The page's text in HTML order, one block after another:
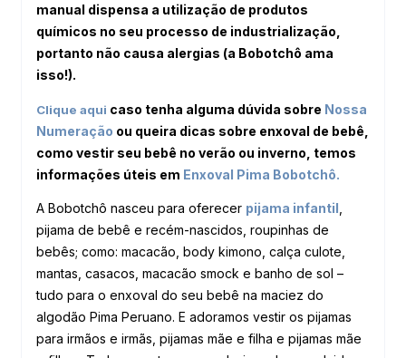
manual dispensa a utilização de produtos
químicos no seu processo de industrialização,
portanto não causa alergias (a Bobotchô ama
isso!).
Clique aqui caso tenha alguma dúvida sobre Nossa
Numeração ou queira dicas sobre enxoval de bebê,
como vestir seu bebê no verão ou inverno, temos
informações úteis em Enxoval Pima Bobotchô.
A Bobotchô nasceu para oferecer pijama infantil
pijama de bebê e recém-nascidos, roupinhas de
bebês; como: macacão, body kimono, calça culote,
mantas, casacos, macacão smock e banho de sol –
tudo para o enxoval do seu bebê na maciez do
algodão Pima Peruano. E adoramos vestir os pijamas
para irmãos e irmãs, pijamas mãe e filha e pijamas mãe